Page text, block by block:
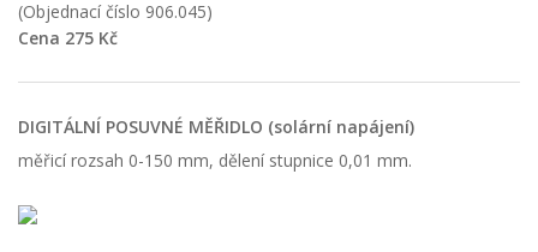
(Objednací číslo 906.045)
Cena 275 Kč
DIGITÁLNÍ POSUVNÉ MĚŘIDLO (solární napájení)
měřicí rozsah 0-150 mm, dělení stupnice 0,01 mm.